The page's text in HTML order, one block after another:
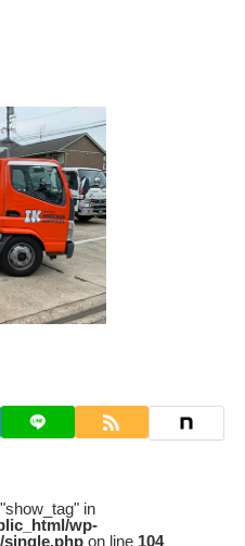
in
wp-
single.php on line 104